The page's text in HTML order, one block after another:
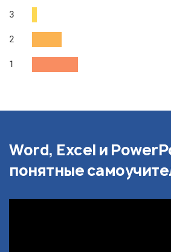
3
2
1
Word, Excel и
понятные